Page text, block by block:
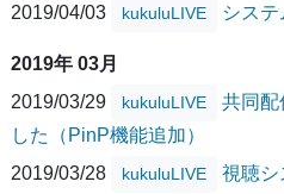
2019/04/03
kukuluLIVE シス
2019年 03月
2019/03/29
kukuluLIVE
共同配
した（PinP機能追加）
2019/03/28
kukuluLIVE
視聴シ